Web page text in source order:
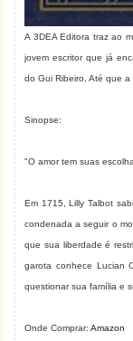
A 3DEA Editora traz ao
jovem escritor que já
do Gui Ribeiro, Até que a
Sinopse:
"O amor tem suas
Em 1715, Lilly Talbot
condenada a seguir o
que sua liberdade é
garota conhece Lucian
questionar sua família e
Onde Comprar: Amazon